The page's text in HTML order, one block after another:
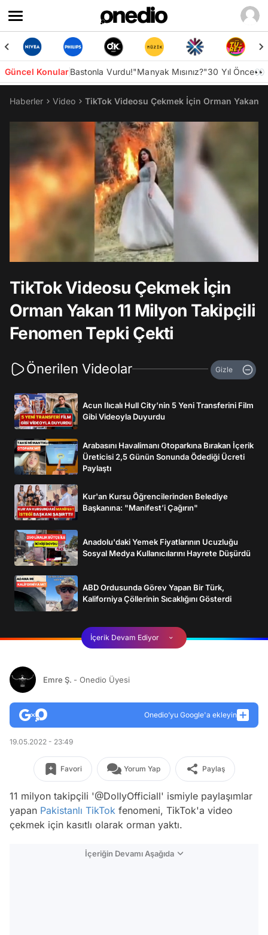
Güncel KonularBastonla Vurdu!"Manyak Mısınız?"30 Yıl Önce👀
Haberler Video TikTok Videosu Çekmek İçin Orman Yakan
TikTok Videosu Çekmek İçin
Orman Yakan 11 Milyon Takipçili
Fenomen Tepki Çekti
Önerilen Videolar Gizle
Acun Ilıcalı Hull City’nin 5 Yeni Transferini Film
Gibi Videoyla Duyurdu
Arabasını Havalimanı Otoparkına Bırakan İçerik
Üreticisi 2,5 Günün Sonunda Ödediği Ücreti
Paylaştı
Kur'an Kursu Öğrencilerinden Belediye
Başkanına: "Manifest’i Çağırın"
Anadolu'daki Yemek Fiyatlarının Ucuzluğu
Sosyal Medya Kullanıcılarını Hayrete Düşürdü
ABD Ordusunda Görev Yapan Bir Türk,
Kaliforniya Çöllerinin Sıcaklığını Gösterdi
İçerik Devam Ediyor
Emre Ş. - Onedio Üyesi
Onedio’yu Google'a ekleyin
19.05.2022 - 23:49
Favori Yorum Yap Paylaş
11 milyon takipçili '@DollyOfficiall' ismiyle paylaşımlar
yapan Pakistanlı TikTok fenomeni, TikTok'a video
çekmek için kasıtlı olarak orman yaktı.
İçeriğin Devamı Aşağıda